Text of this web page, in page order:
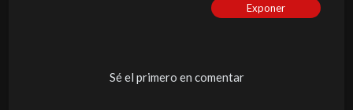
Exponer
Sé el primero en comentar